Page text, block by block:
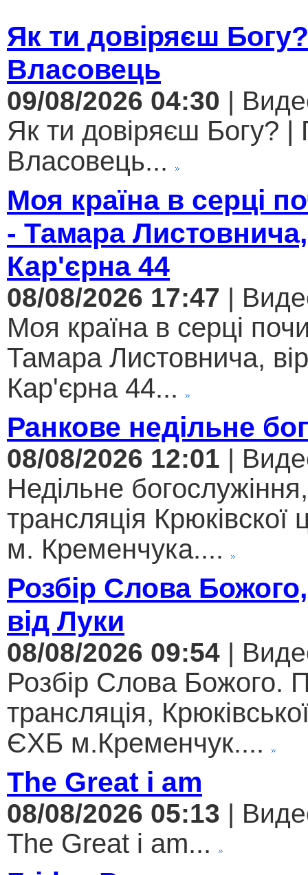
Як ти довіряєш
Власовець
09/08/2026 04:30 |
Як ти довіряєш Богу? |
Власовець...
Моя країна в серці
- Тамара
Кар'єрна 44
08/08/2026 17:47 |
Моя країна в серці
Тамара Листовнича,
Кар'єрна 44...
Ранкове недільне
08/08/2026 12:01 |
Недільне
трансляція
м. Кременчука....
Розбір Слова
від Луки
08/08/2026 09:54 |
Розбір Слова Божого.
трансляція,
ЄХБ м.Кременчук....
The Great i am
08/08/2026 05:13 |
The Great i am...